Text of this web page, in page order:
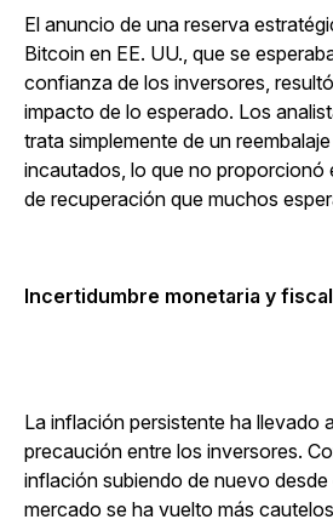
El anuncio de una reserva
Bitcoin en EE. UU., que se
confianza de los inversores,
impacto de lo esperado. Los
trata simplemente de un
incautados, lo que no proporcionó
de recuperación que muchos
Incertidumbre monetaria y fiscal
La inflación persistente ha llevado
precaución entre los inversores.
inflación subiendo de nuevo
mercado se ha vuelto más